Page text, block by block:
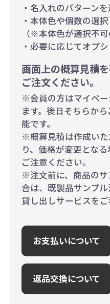
・名入れのパターン
・本体色や個数の選択
（※本体色が選択不
・必要に応じてオプ
画面上の概算見積を
ご注文ください。
※会員の方はマイペ
ます。後日そちらか
能です。
※概算見積は作成い
り、価格が変更となる
ご注意ください。
※注文前に、商品の
合は、既製品サンプ
貸し出しサービスをご
お支払いについて
返品交換について